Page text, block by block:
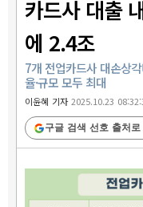
카드사 대출
에 2.4조
7개 전업카드사 대손상
율·규모 모두 최대
이윤혜 기자2025.10.23
구글 검색 선호 출처로